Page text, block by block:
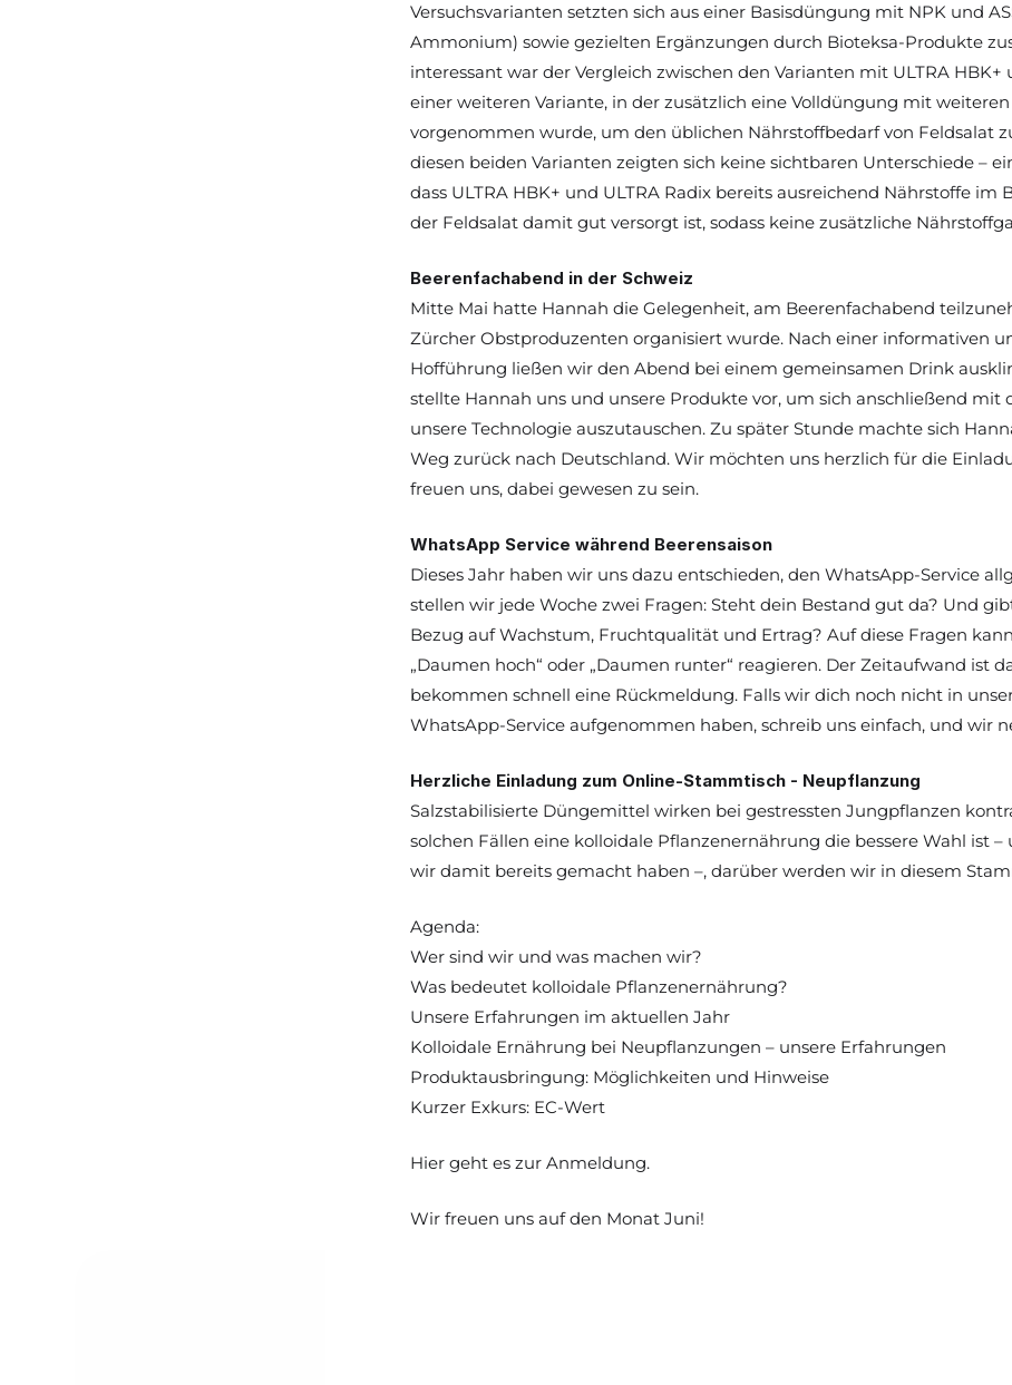
Versuchsvarianten setzten sich aus einer Basisdüngung mit NPK und
Ammonium) sowie gezielten Ergänzungen durch Bioteksa-Produkte
interessant war der Vergleich zwischen den Varianten mit ULTRA HBK+
einer weiteren Variante, in der zusätzlich eine Volldüngung mit weiteren
vorgenommen wurde, um den üblichen Nährstoffbedarf von Feldsalat
diesen beiden Varianten zeigten sich keine sichtbaren Unterschiede –
dass ULTRA HBK+ und ULTRA Radix bereits ausreichend Nährstoffe im
der Feldsalat damit gut versorgt ist, sodass keine zusätzliche
Beerenfachabend in der Schweiz
Mitte Mai hatte Hannah die Gelegenheit, am Beerenfachabend
Zürcher Obstproduzenten organisiert wurde. Nach einer informativen
Hofführung ließen wir den Abend bei einem gemeinsamen Drink
stellte Hannah uns und unsere Produkte vor, um sich anschließend mit
unsere Technologie auszutauschen. Zu später Stunde machte sich
Weg zurück nach Deutschland. Wir möchten uns herzlich für die
freuen uns, dabei gewesen zu sein.
WhatsApp Service während Beerensaison
Dieses Jahr haben wir uns dazu entschieden, den WhatsApp-Service
stellen wir jede Woche zwei Fragen: Steht dein Bestand gut da? Und
Bezug auf Wachstum, Fruchtqualität und Ertrag? Auf diese Fragen
„Daumen hoch“ oder „Daumen runter“ reagieren. Der Zeitaufwand ist
bekommen schnell eine Rückmeldung. Falls wir dich noch nicht in
WhatsApp-Service aufgenommen haben, schreib uns einfach, und wir
Herzliche Einladung zum Online-Stammtisch - Neupflanzung
Salzstabilisierte Düngemittel wirken bei gestressten Jungpflanzen
solchen Fällen eine kolloidale Pflanzenernährung die bessere Wahl ist
wir damit bereits gemacht haben –, darüber werden wir in diesem
Agenda:
Wer sind wir und was machen wir?
Was bedeutet kolloidale Pflanzenernährung?
Unsere Erfahrungen im aktuellen Jahr
Kolloidale Ernährung bei Neupflanzungen – unsere Erfahrungen
Produktausbringung: Möglichkeiten und Hinweise
Kurzer Exkurs: EC-Wert
Hier geht es zur Anmeldung.
Wir freuen uns auf den Monat Juni!